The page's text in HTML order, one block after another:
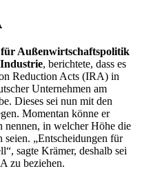
Außenwirtschaftspolitik
, berichtete, dass es
Reduction Acts (IRA) in
Unternehmen am
Dieses sei nun mit den
Momentan könne er
nennen, in welcher Höhe die
„Entscheidungen für
sagte Krämer, deshalb sei
zu beziehen.